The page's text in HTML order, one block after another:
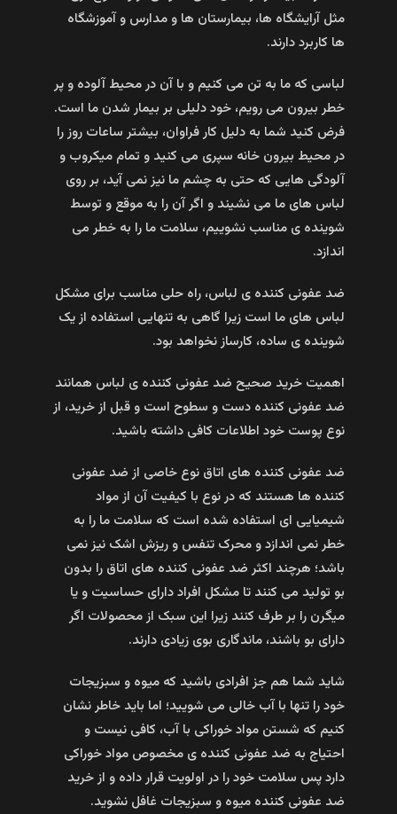
مثل آرایشگاه ها، بیمارستان ها و مدارس و آموزشگاه
ها کاربرد دارند.
لباسی که ما به تن می کنیم و با آن در محیط آلوده و پر
خطر بیرون می رویم، خود دلیلی بر بیمار شدن ما است.
فرض کنید شما به دلیل کار فراوان، بیشتر ساعات روز را
در محیط بیرون خانه سپری می کنید و تمام میکروب و
آلودگی هایی که حتی به چشم ما نیز نمی آید، بر روی
لباس های ما می نشیند و اگر آن را به موقع و توسط
شوینده ی مناسب نشوییم، سلامت ما را به خطر می
اندازد.
ضد عفونی کننده ی لباس، راه حلی مناسب برای مشکل
لباس های ما است زیرا گاهی به تنهایی استفاده از یک
شوینده ی ساده، کارساز نخواهد بود.
اهمیت خرید صحیح ضد عفونی کننده ی لباس همانند
ضد عفونی کننده دست و سطوح است و قبل از خرید، از
نوع پوست خود اطلاعات کافی داشته باشید.
ضد عفونی کننده های اتاق نوع خاصی از ضد عفونی
کننده ها هستند که در نوع با کیفیت آن از مواد
شیمیایی ای استفاده شده است که سلامت ما را به
خطر نمی اندازد و محرک تنفس و ریزش اشک نیز نمی
باشد؛ هرچند اکثر ضد عفونی کننده های اتاق را بدون
بو تولید می کنند تا مشکل افراد دارای حساسیت و یا
میگرن را بر طرف کنند زیرا این سبک از محصولات اگر
دارای بو باشند، ماندگاری بوی زیادی دارند.
شاید شما هم جز افرادی باشید که میوه و سبزیجات
خود را تنها با آب خالی می شویید؛ اما باید خاطر نشان
کنیم که شستن مواد خوراکی با آب، کافی نیست و
احتیاج به ضد عفونی کننده ی مخصوص مواد خوراکی
دارد پس سلامت خود را در اولویت قرار داده و از خرید
ضد عفونی کننده میوه و سبزیجات غافل نشوید.